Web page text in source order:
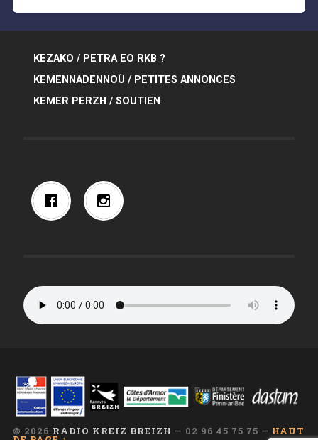
KEZAKO / PETRA EO RKB ?
KEMENNADENNOÙ / PETITES ANNONCES
KEMER PERZH / SOUTIEN
© 2026 RADIO KREIZ BREIZH — 02 96 45 75 75 — HAUT